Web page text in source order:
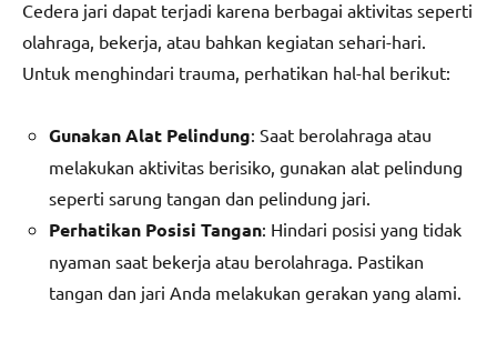
Cedera jari dapat terjadi karena berbagai aktivitas seperti
olahraga, bekerja, atau bahkan kegiatan sehari-hari.
Untuk menghindari trauma, perhatikan hal-hal berikut:
Gunakan Alat Pelindung: Saat berolahraga atau
melakukan aktivitas berisiko, gunakan alat pelindung
seperti sarung tangan dan pelindung jari.
Perhatikan Posisi Tangan: Hindari posisi yang tidak
nyaman saat bekerja atau berolahraga. Pastikan
tangan dan jari Anda melakukan gerakan yang alami.